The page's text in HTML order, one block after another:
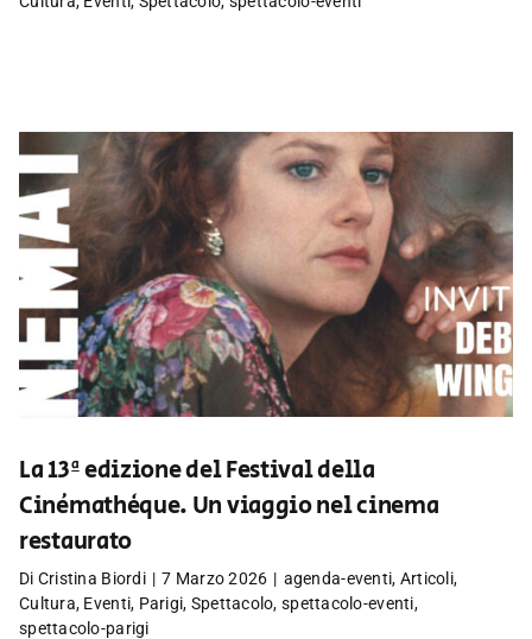
La 13ª edizione del Festival della
Cinémathèque. Un viaggio nel cinema
restaurato
Di Cristina Biordi | 7 Marzo 2026 | agenda-eventi, Articoli,
Cultura, Eventi, Parigi, Spettacolo,spettacolo-eventi,
spettacolo-parigi